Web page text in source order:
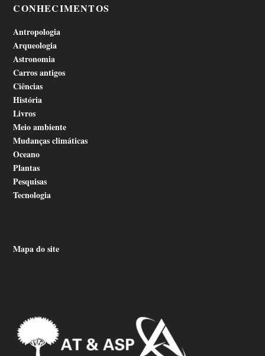
CONHECIMENTOS
Antropologia
Arqueologia
Astronomia
Carros antigos
Ciências
História
Livros
Meio ambiente
Mudanças climáticas
Oceano
Plantas
Pesquisas
Tecnologia
Mapa do site